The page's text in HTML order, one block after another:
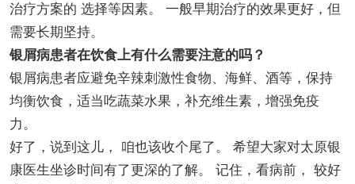
治疗方案的 选择等因素。 一般早期治疗的效果更好，但
需要长期坚持。
银屑病患者在饮食上有什么需要注意的吗？
银屑病患者应避免辛辣刺激性食物、海鲜、酒等，保持
均衡饮食，适当吃蔬菜水果，补充维生素，增强免疫
力。
好了，说到这儿， 咱也该收个尾了。 希望大家对太原银
康医生坐诊时间有了更深的了解。 记住，看病前， 较好